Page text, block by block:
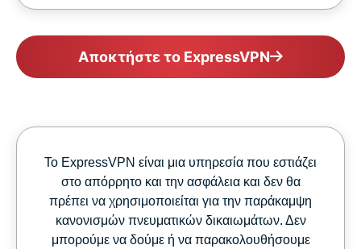
Αποκτήστε το ExpressVPN
Το ExpressVPN είναι μια υπηρεσία που εστιάζει
στο απόρρητο και την ασφάλεια και δεν θα
πρέπει να χρησιμοποιείται για την παράκαμψη
κανονισμών πνευματικών δικαιωμάτων. Δεν
μπορούμε να δούμε ή να παρακολουθήσουμε